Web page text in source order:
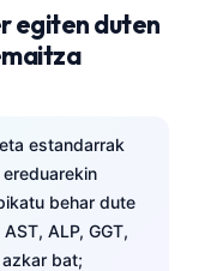
egiten duten
estandarrak
behar dute
AST, ALP, GGT,
bat;